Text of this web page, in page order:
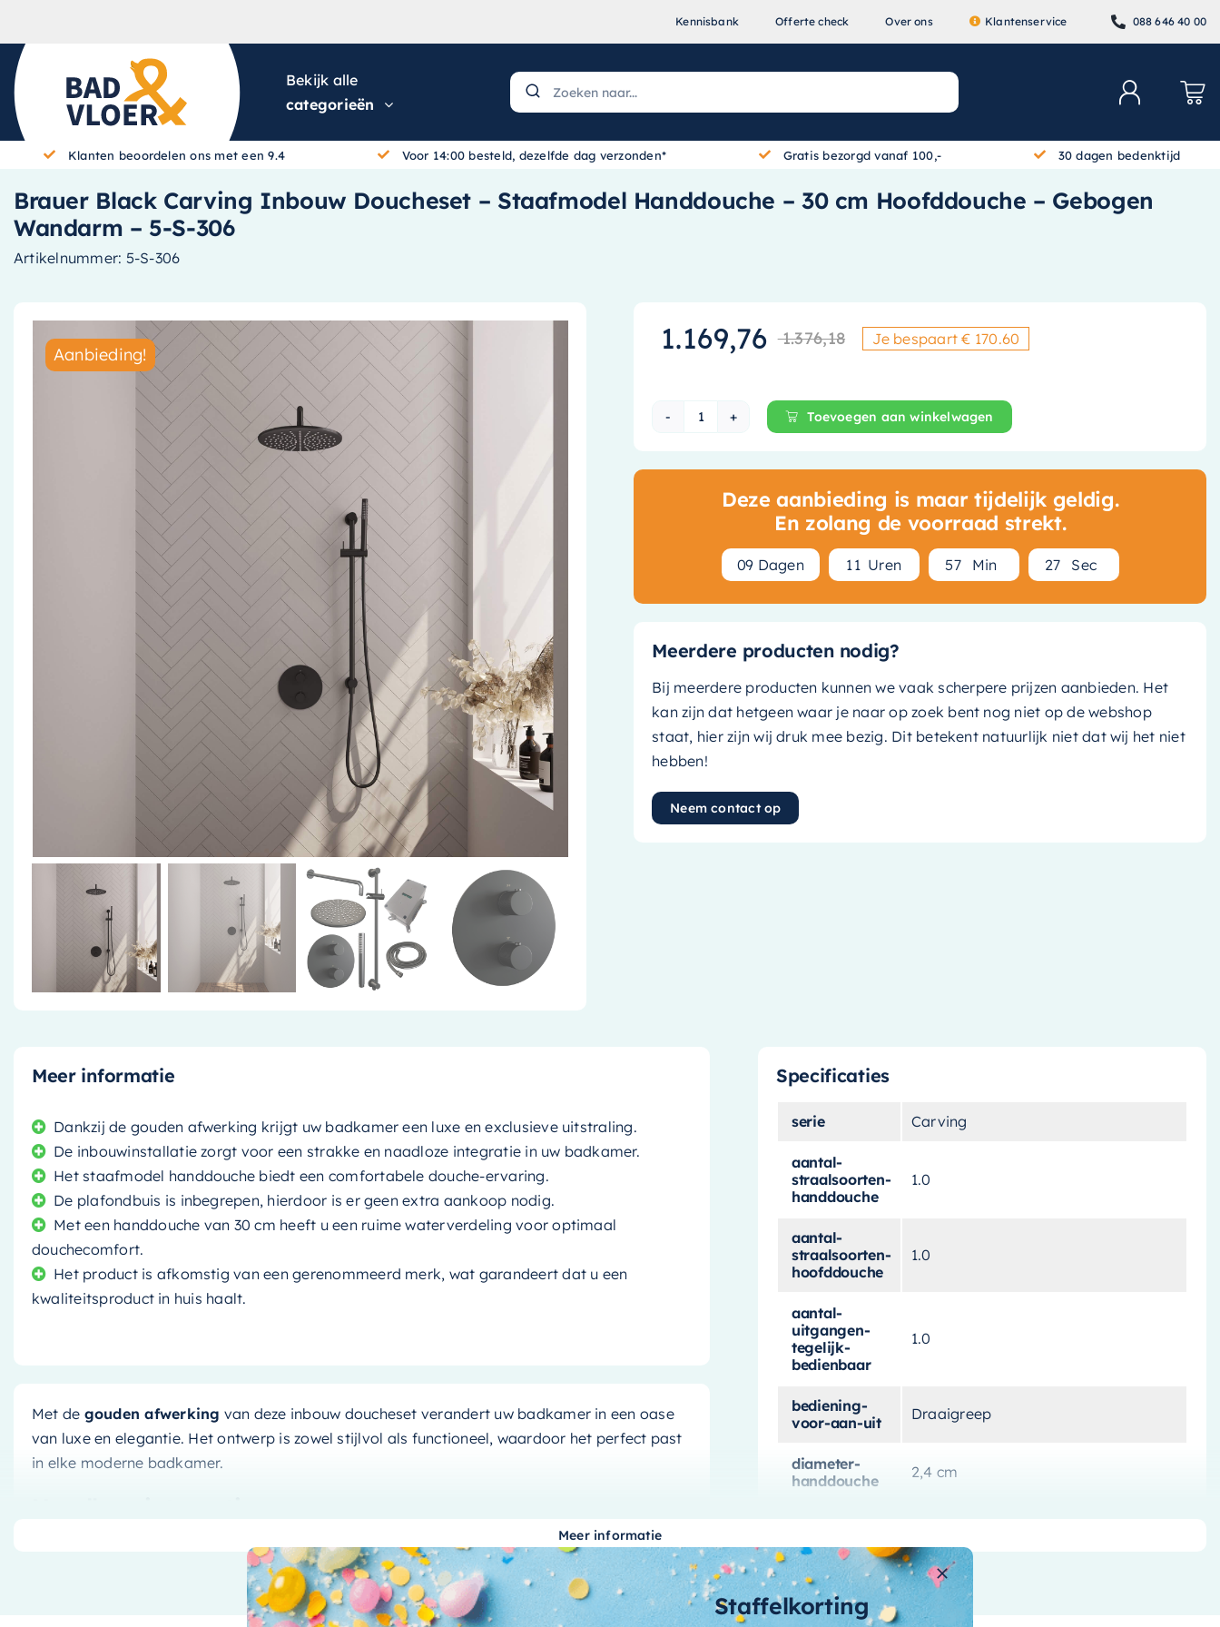
Kennisbank Offerte check Over ons Klantenservice 088 646 40 00
Bekijk alle
categorieën
Klanten beoordelen ons met een 9.4 Voor 14:00 besteld, dezelfde dag verzonden* Gratis bezorgd vanaf 100,- 30 dagen bedenktijd
Brauer Black Carving Inbouw Doucheset – Staafmodel Handdouche – 30 cm Hoofddouche – Gebogen
Wandarm – 5-S-306
Artikelnummer: 5-S-306
Aanbieding!
1.376,18Oorspronkelijke prijs was:
1.169,76 Huidige prijs is: € 1.169,76.
Je bespaart € 170.60
Brauer Black Carving Inbouw Doucheset - Staafmodel Handdouche - 30
Toevoegen aan winkelwagen
Deze aanbieding is maar tijdelijk geldig.
En zolang de voorraad strekt.
09 Dagen 1 1 Uren 57 Min 26 Sec
Meerdere producten nodig?
Bij meerdere producten kunnen we vaak scherpere prijzen aanbieden. Het
kan zijn dat hetgeen waar je naar op zoek bent nog niet op de webshop
staat, hier zijn wij druk mee bezig. Dit betekent natuurlijk niet dat wij het niet
hebben!
Neem contact op
Meer informatie
Dankzij de gouden afwerking krijgt uw badkamer een luxe en exclusieve uitstraling.
De inbouwinstallatie zorgt voor een strakke en naadloze integratie in uw badkamer.
Het staafmodel handdouche biedt een comfortabele douche-ervaring.
De plafondbuis is inbegrepen, hierdoor is er geen extra aankoop nodig.
Met een handdouche van 30 cm heeft u een ruime waterverdeling voor optimaal
douchecomfort.
Het product is afkomstig van een gerenommeerd merk, wat garandeert dat u een
kwaliteitsproduct in huis haalt.
Met de gouden afwerking van deze inbouw doucheset verandert uw badkamer in een oase
van luxe en elegantie. Het ontwerp is zowel stijlvol als functioneel, waardoor het perfect past
in elke moderne badkamer.
Deze doucheset is ontworpen voor een inbouwinstallatie, wat betekent dat alle technische
onderdelen netjes verborgen zijn achter de muur. Dit zorgt niet alleen voor eenstrakke
, maar maakt het ook gemakkelijker om de badkamer schoon te houden. De
Specificaties
serie Carving
aantal-
straalsoorten-
handdouche
1.0
aantal-
straalsoorten-
hoofddouche
1.0
aantal-
uitgangen-
tegelijk-
bedienbaar
1.0
bediening-
voor-aan-uit
Draaigreep
diameter-
handdouche
2,4 cm
dikte 0,9 cm
ean-code 8720724524997
Meer informatie
Staffelkorting